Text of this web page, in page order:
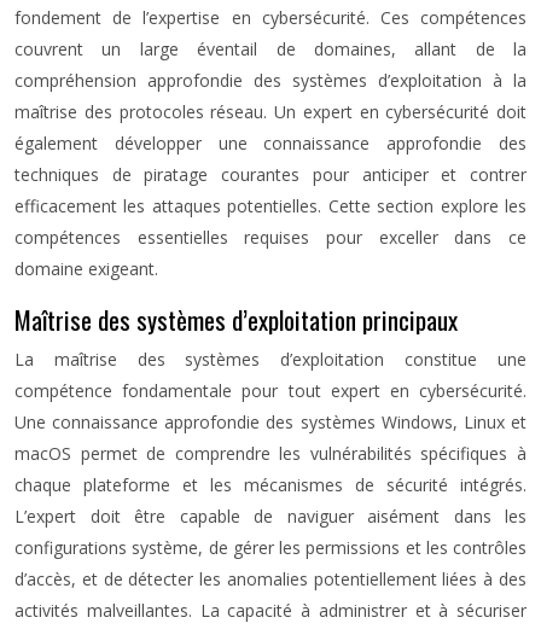
fondement de l’expertise en cybersécurité. Ces compétences
couvrent un large éventail de domaines, allant de la
compréhension approfondie des systèmes d’exploitation à la
maîtrise des protocoles réseau. Un expert en cybersécurité doit
également développer une connaissance approfondie des
techniques de piratage courantes pour anticiper et contrer
efficacement les attaques potentielles. Cette section explore les
compétences essentielles requises pour exceller dans ce
domaine exigeant.
Maîtrise des systèmes d’exploitation principaux
La maîtrise des systèmes d’exploitation constitue une
compétence fondamentale pour tout expert en cybersécurité.
Une connaissance approfondie des systèmes Windows, Linux et
macOS permet de comprendre les vulnérabilités spécifiques à
chaque plateforme et les mécanismes de sécurité intégrés.
L’expert doit être capable de naviguer aisément dans les
configurations système, de gérer les permissions et les contrôles
d’accès, et de détecter les anomalies potentiellement liées à des
activités malveillantes. La capacité à administrer et à sécuriser